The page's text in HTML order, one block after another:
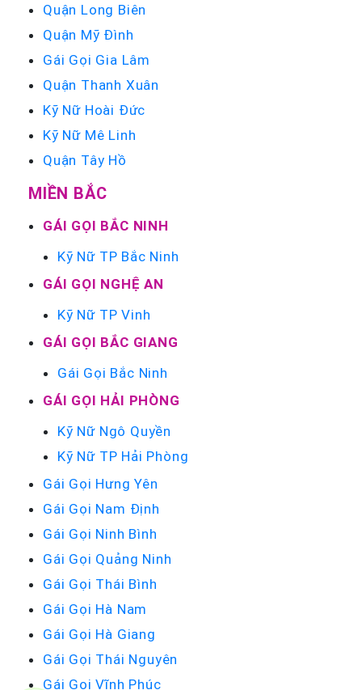
Quận Long Biên
Quận Mỹ Đình
Gái Gọi Gia Lâm
Quận Thanh Xuân
Kỹ Nữ Hoài Đức
Kỹ Nữ Mê Linh
Quận Tây Hồ
MIỀN BẮC
GÁI GỌI BẮC NINH
Kỹ Nữ TP Bắc Ninh
GÁI GỌI NGHỆ AN
Kỹ Nữ TP Vinh
GÁI GỌI BẮC GIANG
Gái Gọi Bắc Ninh
GÁI GỌI HẢI PHÒNG
Kỹ Nữ Ngô Quyền
Kỹ Nữ TP Hải Phòng
Gái Gọi Hưng Yên
Gái Gọi Nam Định
Gái Gọi Ninh Bình
Gái Gọi Quảng Ninh
Gái Gọi Thái Bình
Gái Gọi Hà Nam
Gái Gọi Hà Giang
Gái Gọi Thái Nguyên
Gái Gọi Vĩnh Phúc